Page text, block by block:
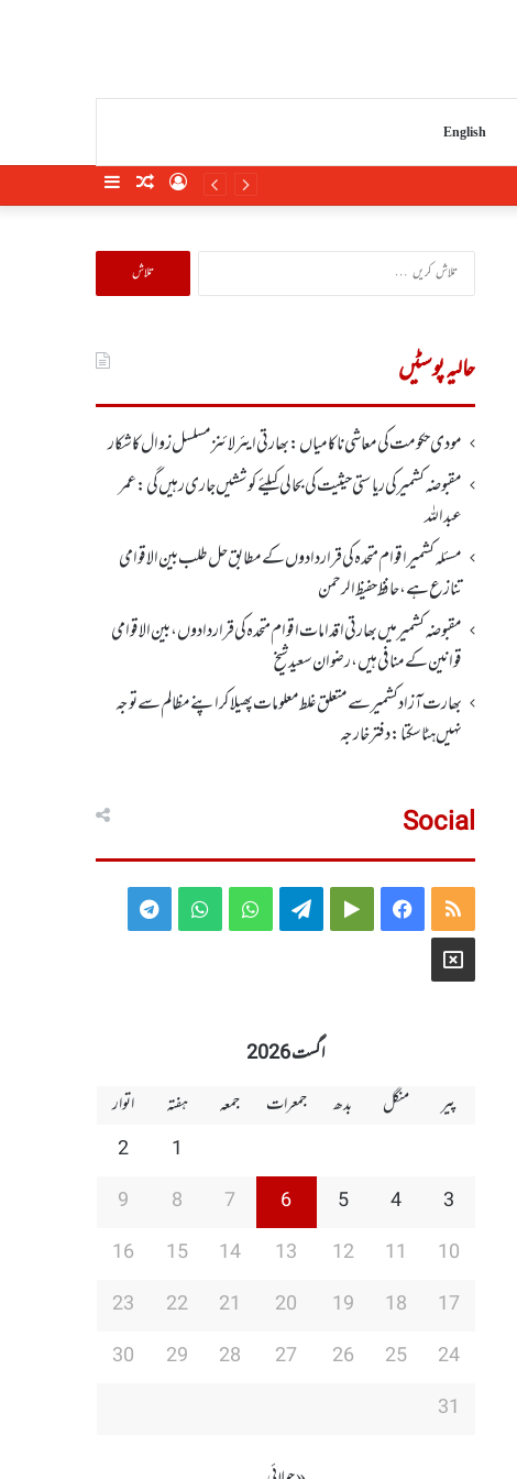
English
SidebarRandomLog
تلاش
کریں
حالیہ پوسٹیں
مودی حکومت کی معاشی ناکامیاں: بھارتی ایئرلائنز مسلسل زوال کا شکار
مقبوضہ کشمیر کی ریاستی حیثیت کی بحالی کیلئے کوششیں جاری رہیں گی: عمر
عبداللہ
مسئلہ کشمیر اقوام متحدہ کی قراردادوں کے مطابق حل طلب بین الاقوامی
تنازع ہے، حافظ حفیظ الرحمن
مقبوضہ کشمیر میں بھارتی اقدامات اقوام متحدہ کی قراردادوں، بین الاقوامی
قوانین کے منافی ہیں،رضوان سعید شیخ
بھارت آزاد کشمیر سے متعلق غلط معلومات پھیلا کر اپنے مظالم سے توجہ
نہیں ہٹا سکتا: دفتر خارجہ
Social
RSS
Facebook
Google
Telegram
WhatsApp
WhatsApp
Telegram
X
اگست 2026
پیر
منگل بدھ جمعرات جمعہ ہفتہ
اتوار
1
2
3
4
5
6
7
8
9
10
11
12
13
14
15
16
17
18
19
20
21
22
23
24
25
26
27
28
29
30
31